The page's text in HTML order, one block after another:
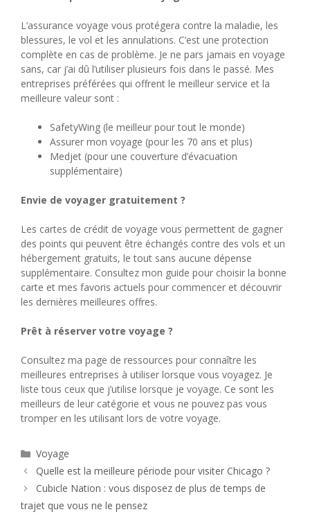
L’assurance voyage vous protégera contre la maladie, les
blessures, le vol et les annulations. C’est une protection
complète en cas de problème. Je ne pars jamais en voyage
sans, car j’ai dû l’utiliser plusieurs fois dans le passé. Mes
entreprises préférées qui offrent le meilleur service et la
meilleure valeur sont :
SafetyWing (le meilleur pour tout le monde)
Assurer mon voyage (pour les 70 ans et plus)
Medjet (pour une couverture d’évacuation
supplémentaire)
Envie de voyager gratuitement ?
Les cartes de crédit de voyage vous permettent de gagner
des points qui peuvent être échangés contre des vols et un
hébergement gratuits, le tout sans aucune dépense
supplémentaire. Consultez mon guide pour choisir la bonne
carte et mes favoris actuels pour commencer et découvrir
les dernières meilleures offres.
Prêt à réserver votre voyage ?
Consultez ma page de ressources pour connaître les
meilleures entreprises à utiliser lorsque vous voyagez. Je
liste tous ceux que j’utilise lorsque je voyage. Ce sont les
meilleurs de leur catégorie et vous ne pouvez pas vous
tromper en les utilisant lors de votre voyage.
Catégories
Voyage
Quelle est la meilleure période pour visiter Chicago ?
Cubicle Nation : vous disposez de plus de temps de
trajet que vous ne le pensez